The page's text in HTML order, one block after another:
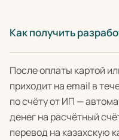
Как получить
После оплаты картой
приходит на email в
по счёту от ИП —
денег на расчётный
перевод на казахскую